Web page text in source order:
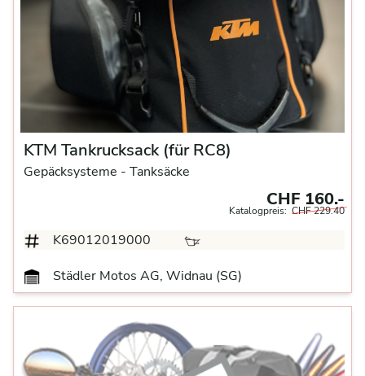
KTM Tankrucksack (für RC8)
Gepäcksysteme - Tanksäcke
CHF 160.-
Katalogpreis: CHF 229.40
K69012019000
Städler Motos AG, Widnau (SG)